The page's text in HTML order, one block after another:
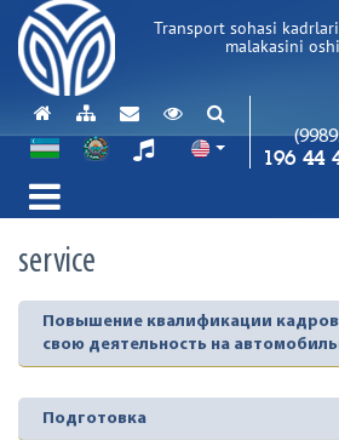
Transport sohasi
malakasini
196 44
service
Повышение квалификации
свою деятельность на
Подготовка